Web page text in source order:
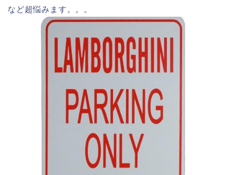
など超悩みます。。。